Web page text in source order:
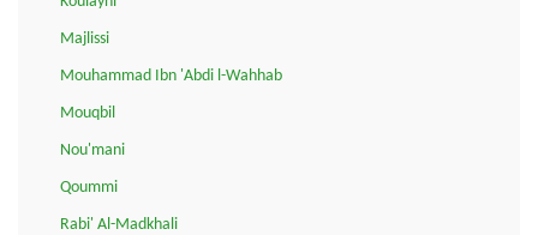
Majlissi
Mouhammad Ibn 'Abdi l-Wahhab
Mouqbil
Nou'mani
Qoummi
Rabi' Al-Madkhali